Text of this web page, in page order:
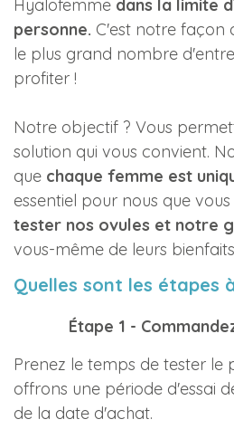
Hyalofemme dans la limite
personne. C'est notre façon
le plus grand nombre
profiter !
Notre objectif ? Vous
solution qui vous convient.
que chaque femme est
essentiel pour nous que
tester nos ovules et notre
vous-même de leurs
Quelles sont les étapes
Étape 1 -
Prenez le temps de tester le
offrons une période d'essai
de la date d'achat.